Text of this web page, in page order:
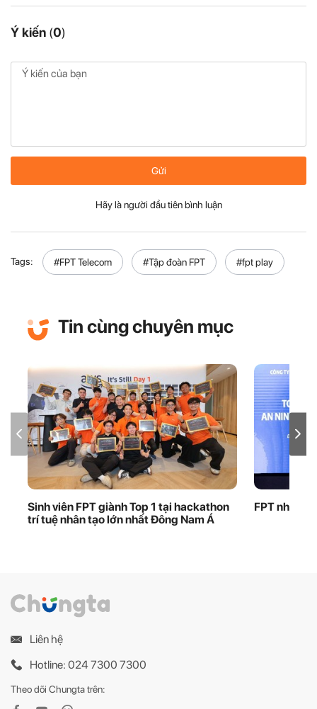
Ý kiến (0)
Gửi
Hãy là người đầu tiên bình luận
Tags: #FPT Telecom #Tập đoàn FPT #fpt play
Tin cùng chuyên mục
Sinh viên FPT giành Top 1 tại hackathon
trí tuệ nhân tạo lớn nhất Đông Nam Á
FPT nhận
Liên hệ
Hotline: 024 7300 7300
Theo dõi Chungta trên: